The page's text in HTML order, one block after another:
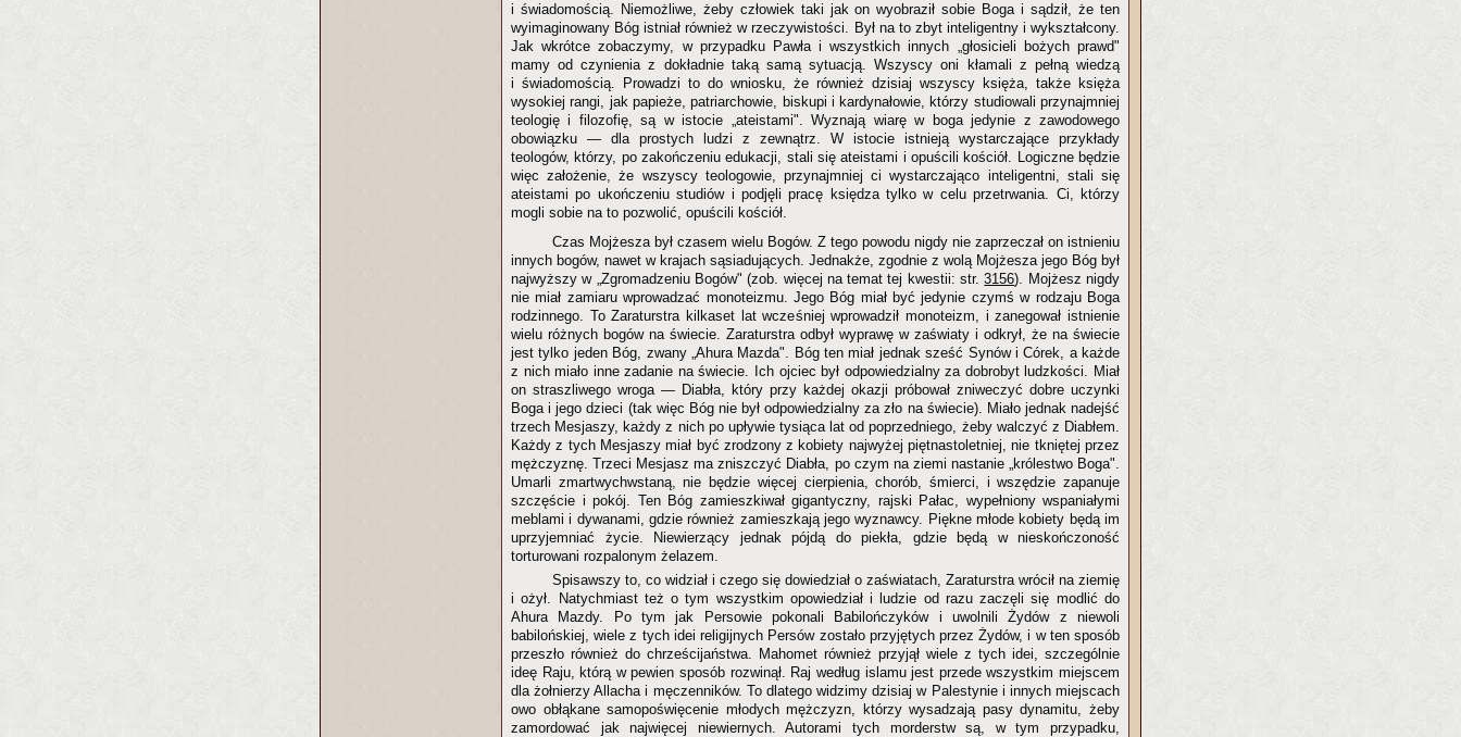
i świadomością. Niemożliwe, żeby człowiek taki jak on wyobraził sobie Boga i sądził, że ten
wyimaginowany Bóg istniał również w rzeczywistości. Był na to zbyt inteligentny i wykształcony.
Jak wkrótce zobaczymy, w przypadku Pawła i wszystkich innych „głosicieli bożych prawd"
mamy od czynienia z dokładnie taką samą sytuacją. Wszyscy oni kłamali z pełną wiedzą
i świadomością. Prowadzi to do wniosku, że również dzisiaj wszyscy księża, także księża
wysokiej rangi, jak papieże, patriarchowie, biskupi i kardynałowie, którzy studiowali przynajmniej
teologię i filozofię, są w istocie „ateistami". Wyznają wiarę w boga jedynie z zawodowego
obowiązku — dla prostych ludzi z zewnątrz. W istocie istnieją wystarczające przykłady
teologów, którzy, po zakończeniu edukacji, stali się ateistami i opuścili kościół. Logiczne będzie
więc założenie, że wszyscy teologowie, przynajmniej ci wystarczająco inteligentni, stali się
ateistami po ukończeniu studiów i podjęli pracę księdza tylko w celu przetrwania. Ci, którzy
mogli sobie na to pozwolić, opuścili kościół.
Czas Mojżesza był czasem wielu Bogów. Z tego powodu nigdy nie zaprzeczał on istnieniu
innych bogów, nawet w krajach sąsiadujących. Jednakże, zgodnie z wolą Mojżesza jego Bóg był
najwyższy w „Zgromadzeniu Bogów" (zob. więcej na temat tej kwestii: str.3156). Mojżesz nigdy
nie miał zamiaru wprowadzać monoteizmu. Jego Bóg miał być jedynie czymś w rodzaju Boga
rodzinnego. To Zaraturstra kilkaset lat wcześniej wprowadził monoteizm, i zanegował istnienie
wielu różnych bogów na świecie. Zaraturstra odbył wyprawę w zaświaty i odkrył, że na świecie
jest tylko jeden Bóg, zwany „Ahura Mazda". Bóg ten miał jednak sześć Synów i Córek, a każde
z nich miało inne zadanie na świecie. Ich ojciec był odpowiedzialny za dobrobyt ludzkości. Miał
on straszliwego wroga — Diabła, który przy każdej okazji próbował zniweczyć dobre uczynki
Boga i jego dzieci (tak więc Bóg nie był odpowiedzialny za zło na świecie). Miało jednak nadejść
trzech Mesjaszy, każdy z nich po upływie tysiąca lat od poprzedniego, żeby walczyć z Diabłem.
Każdy z tych Mesjaszy miał być zrodzony z kobiety najwyżej piętnastoletniej, nie tkniętej przez
mężczyznę. Trzeci Mesjasz ma zniszczyć Diabła, po czym na ziemi nastanie „królestwo Boga".
Umarli zmartwychwstaną, nie będzie więcej cierpienia, chorób, śmierci, i wszędzie zapanuje
szczęście i pokój. Ten Bóg zamieszkiwał gigantyczny, rajski Pałac, wypełniony wspaniałymi
meblami i dywanami, gdzie również zamieszkają jego wyznawcy. Piękne młode kobiety będą im
uprzyjemniać życie. Niewierzący jednak pójdą do piekła, gdzie będą w nieskończoność
torturowani rozpalonym żelazem.
Spisawszy to, co widział i czego się dowiedział o zaświatach, Zaraturstra wrócił na ziemię
i ożył. Natychmiast też o tym wszystkim opowiedział i ludzie od razu zaczęli się modlić do
Ahura Mazdy. Po tym jak Persowie pokonali Babilończyków i uwolnili Żydów z niewoli
babilońskiej, wiele z tych idei religijnych Persów zostało przyjętych przez Żydów, i w ten sposób
przeszło również do chrześcijaństwa. Mahomet również przyjął wiele z tych idei, szczególnie
ideę Raju, którą w pewien sposób rozwinął. Raj według islamu jest przede wszystkim miejscem
dla żołnierzy Allacha i męczenników. To dlatego widzimy dzisiaj w Palestynie i innych miejscach
owo obłąkane samopoświęcenie młodych mężczyzn, którzy wysadzają pasy dynamitu, żeby
zamordować jak najwięcej niewiernych. Autorami tych morderstw są, w tym przypadku,